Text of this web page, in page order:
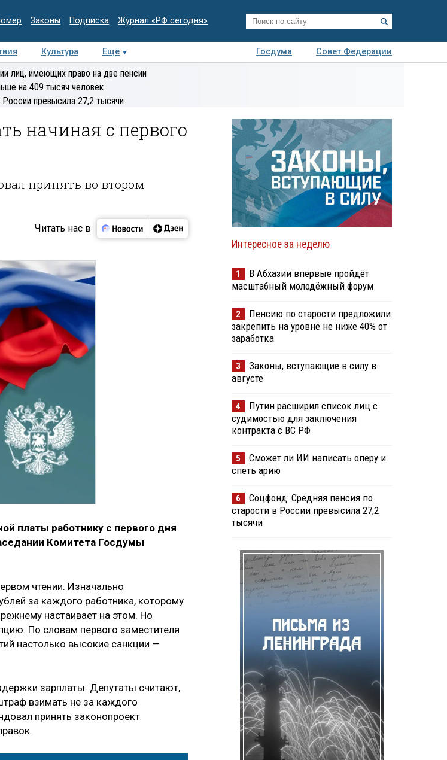
Законы Подписка Журнал «РФ сегодня»
Культура Ещё Госдума
Совет Федерации
Интервью Колумнисты
Деловая
лиц, имеющих право на две пенсии
на 409 тысяч человек
превысила 27,2 тысячи
начиная с первого
принять во втором
Читать нас в
платы работнику с первого дня
Комитета Госдумы
чтении. Изначально
за каждого работника, которому
настаивает на этом. Но
По словам первого заместителя
настолько высокие санкции —
зарплаты. Депутаты считают,
взимать не за каждого
принять законопроект
Интересное за неделю
1
В Абхазии впервые пройдёт
масштабный молодёжный форум
2
Пенсию по старости предложили
закрепить на уровне не ниже 40% от
заработка
3
Законы, вступающие в силу в
августе
4
Путин расширил список лиц с
судимостью для заключения
контракта с ВС РФ
5
Сможет ли ИИ написать оперу и
спеть арию
6
Соцфонд: Средняя пенсия по
старости в России превысила 27,2
тысячи